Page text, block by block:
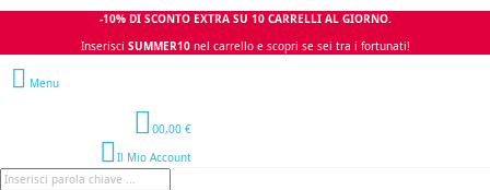
-10% DI SCONTO EXTRA SU 10 CARRELLI AL GIORNO.
Inserisci SUMMER10 nel carrello e scopri se sei tra i fortunati!
Menu
00,00 €
Il Mio Account